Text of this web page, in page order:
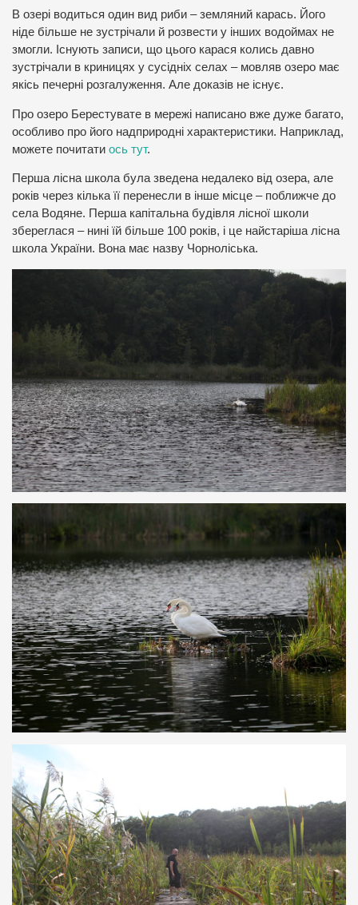
В озері водиться один вид риби – земляний карась. Його
ніде більше не зустрічали й розвести у інших водоймах не
змогли. Існують записи, що цього карася колись давно
зустрічали в криницях у сусідніх селах – мовляв озеро має
якісь печерні розгалуження. Але доказів не існує.
Про озеро Берестувате в мережі написано вже дуже багато,
особливо про його надприродні характеристики. Наприклад,
можете почитати ось тут.
Перша лісна школа була зведена недалеко від озера, але
років через кілька її перенесли в інше місце – поближче до
села Водяне. Перша капітальна будівля лісної школи
збереглася – нині їй більше 100 років, і це найстаріша лісна
школа України. Вона має назву Чорноліська.